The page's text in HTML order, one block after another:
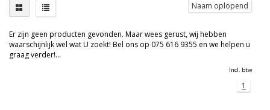
Naam oplopend
Er zijn geen producten gevonden. Maar wees gerust, wij hebben
waarschijnlijk wel wat U zoekt! Bel ons op 075 616 9355 en we helpen u
graag verder!...
Incl. btw
1